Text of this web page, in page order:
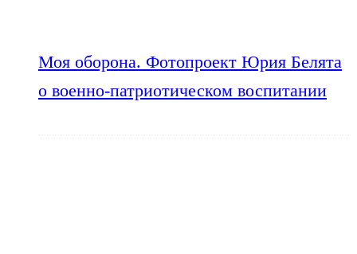
Моя оборона. Фотопроект Юрия Белята
о военно-патриотическом воспитании